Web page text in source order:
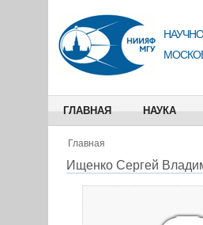
ГЛАВНАЯ НАУКА
Главная
Ищенко Сергей